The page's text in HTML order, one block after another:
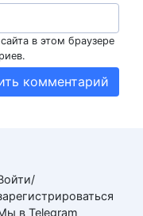
в этом браузере
в Telegram